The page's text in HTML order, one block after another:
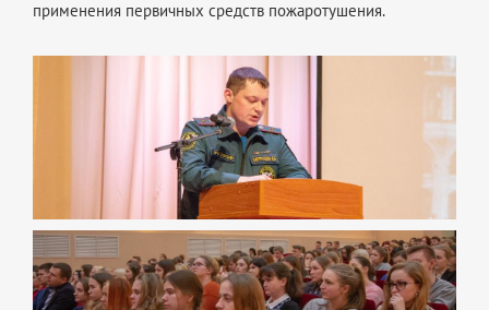
применения первичных средств пожаротушения.